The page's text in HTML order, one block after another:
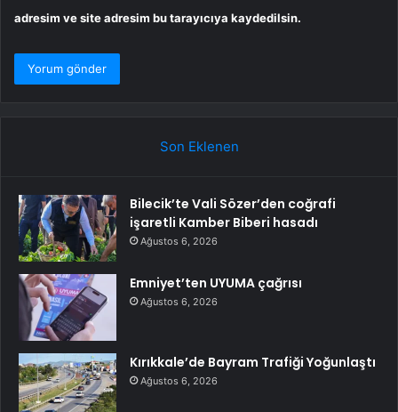
adresim ve site adresim bu tarayıcıya kaydedilsin.
Son Eklenen
Bilecik’te Vali Sözer’den coğrafi
işaretli Kamber Biberi hasadı
Ağustos 6, 2026
Emniyet’ten UYUMA çağrısı
Ağustos 6, 2026
Kırıkkale’de Bayram Trafiği Yoğunlaştı
Ağustos 6, 2026